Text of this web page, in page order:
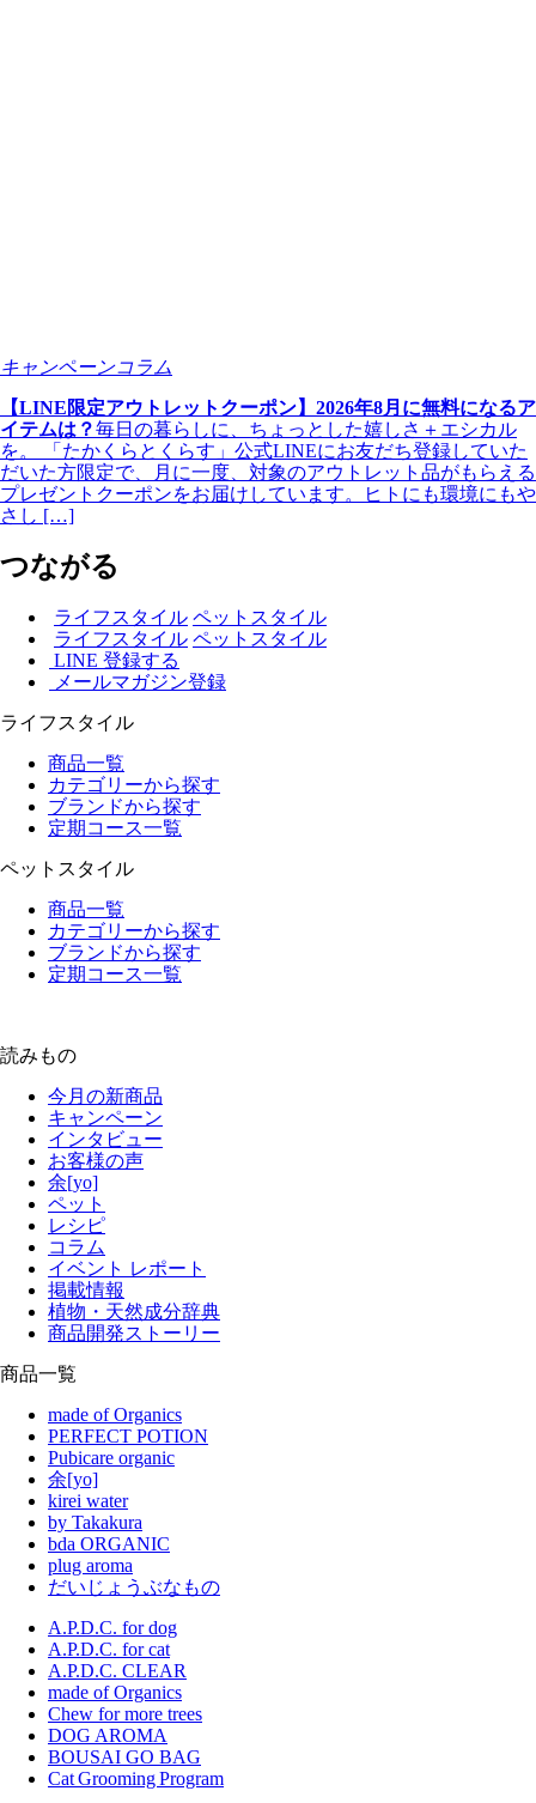
キャンペーンコラム
【LINE限定アウトレットクーポン】2026年8月に無料になるア
イテムは？毎日の暮らしに、ちょっとした嬉しさ＋エシカル
を。 「たかくらとくらす」公式LINEにお友だち登録していた
だいた方限定で、月に一度、対象のアウトレット品がもらえる
プレゼントクーポンをお届けしています。ヒトにも環境にもや
さし […]
つながる
ライフスタイル ペットスタイル
ライフスタイル ペットスタイル
LINE 登録する
メールマガジン登録
ライフスタイル
商品一覧
カテゴリーから探す
ブランドから探す
定期コース一覧
ペットスタイル
商品一覧
カテゴリーから探す
ブランドから探す
定期コース一覧
読みもの
今月の新商品
キャンペーン
インタビュー
お客様の声
余[yo]
ペット
レシピ
コラム
イベント レポート
掲載情報
植物・天然成分辞典
商品開発ストーリー
商品一覧
made of Organics
PERFECT POTION
Pubicare organic
余[yo]
kirei water
by Takakura
bda ORGANIC
plug aroma
だいじょうぶなもの
A.P.D.C. for dog
A.P.D.C. for cat
A.P.D.C. CLEAR
made of Organics
Chew for more trees
DOG AROMA
BOUSAI GO BAG
Cat Grooming Program